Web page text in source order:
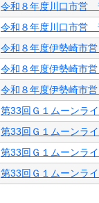
令和８年度川口市営
令和８年度川口市営
令和８年度伊勢崎市
令和８年度伊勢崎市
令和８年度伊勢崎市
第33回Ｇ１ムーンラ
第33回Ｇ１ムーンラ
第33回Ｇ１ムーンラ
第33回Ｇ１ムーンラ